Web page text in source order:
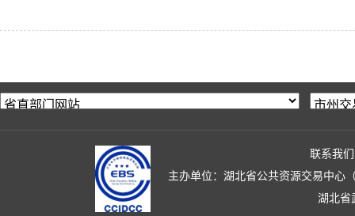
联系我们
主办单位：湖北省公共资源交易中心
湖北省